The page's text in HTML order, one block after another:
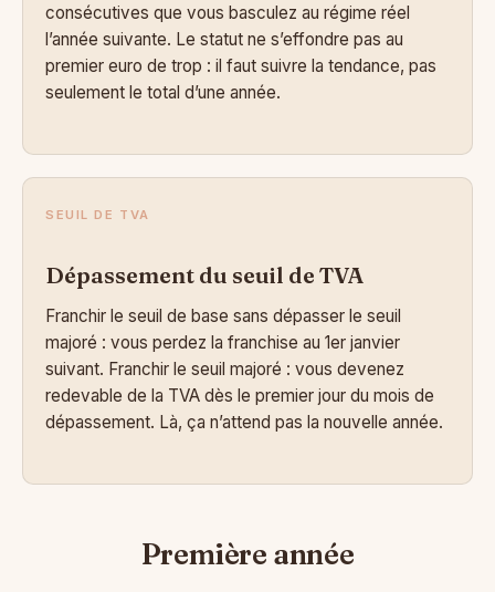
consécutives que vous basculez au régime réel
l’année suivante. Le statut ne s’effondre pas au
premier euro de trop : il faut suivre la tendance, pas
seulement le total d’une année.
SEUIL DE TVA
Dépassement du seuil de TVA
Franchir le seuil de base sans dépasser le seuil
majoré : vous perdez la franchise au 1er janvier
suivant. Franchir le seuil majoré : vous devenez
redevable de la TVA dès le premier jour du mois de
dépassement. Là, ça n’attend pas la nouvelle année.
Première année